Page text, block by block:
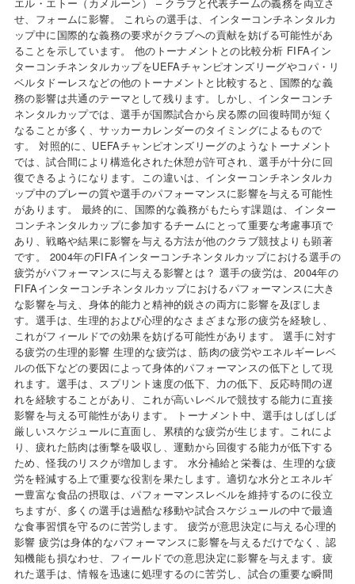
せ、フォームに影響。 これらの選手は、インターコンチネンタルカ
ップ中に国際的な義務の要求がクラブへの貢献を妨げる可能性があ
ることを示しています。 他のトーナメントとの比較分析 FIFAイン
ターコンチネンタルカップをUEFAチャンピオンズリーグやコパ・リ
ベルタドーレスなどの他のトーナメントと比較すると、国際的な義
務の影響は共通のテーマとして残ります。しかし、インターコンチ
ネンタルカップでは、選手が国際試合から戻る際の回復時間が短く
なることが多く、サッカーカレンダーのタイミングによるもので
す。 対照的に、UEFAチャンピオンズリーグのようなトーナメント
では、試合間により構造化された休憩が許可され、選手が十分に回
復できるようになります。この違いは、インターコンチネンタルカ
ップ中のプレーの質や選手のパフォーマンスに影響を与える可能性
があります。 最終的に、国際的な義務がもたらす課題は、インター
コンチネンタルカップに参加するチームにとって重要な考慮事項で
あり、戦略や結果に影響を与える方法が他のクラブ競技よりも顕著
です。 2004年のFIFAインターコンチネンタルカップにおける選手の
疲労がパフォーマンスに与える影響とは？ 選手の疲労は、2004年の
FIFAインターコンチネンタルカップにおけるパフォーマンスに大き
な影響を与え、身体的能力と精神的鋭さの両方に影響を及ぼしま
す。選手は、生理的および心理的なさまざまな形の疲労を経験し、
これがフィールドでの効果を妨げる可能性があります。 選手に対す
る疲労の生理的影響 生理的な疲労は、筋肉の疲労やエネルギーレベ
ルの低下などの要因によって身体的パフォーマンスの低下として現
れます。選手は、スプリント速度の低下、力の低下、反応時間の遅
れを経験することがあり、これが高いレベルで競技する能力に直接
影響を与える可能性があります。 トーナメント中、選手はしばしば
厳しいスケジュールに直面し、累積的な疲労が生じます。これによ
り、疲れた筋肉は衝撃を吸収し、運動から回復する能力が低下する
ため、怪我のリスクが増加します。 水分補給と栄養は、生理的な疲
労を軽減する上で重要な役割を果たします。適切な水分とエネルギ
ー豊富な食品の摂取は、パフォーマンスレベルを維持するのに役立
ちますが、多くの選手は過酷な移動や試合スケジュールの中で最適
な食事習慣を守るのに苦労します。 疲労が意思決定に与える心理的
影響 疲労は身体的なパフォーマンスに影響を与えるだけでなく、認
知機能も損なわせ、フィールドでの意思決定に影響を与えます。疲
れた選手は、情報を迅速に処理するのに苦労し、試合の重要な瞬間